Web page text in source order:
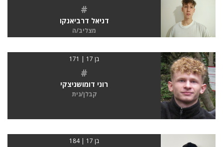
#
דניאל דרביאנקו
מצליב/ה
בן 17 | 171
#
רוני דומושניצקי
קבלן/נית
בן 17 | 184